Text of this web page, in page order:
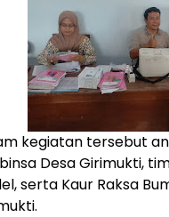
kegiatan tersebut
Desa Girimukti,
serta Kaur Raksa